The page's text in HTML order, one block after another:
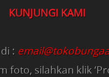
KUNJUNGI KAMI
:
foto, silahkan klik